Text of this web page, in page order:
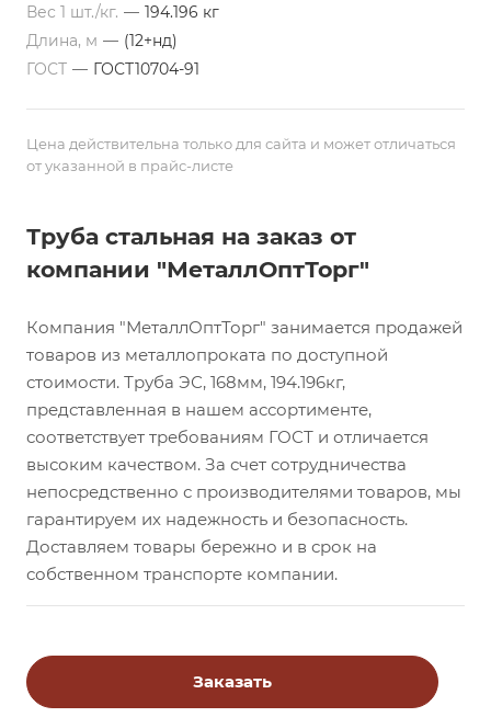
Вес 1 шт./кг. — 194.196 кг
Длина, м — (12+нд)
ГОСТ — ГОСТ10704-91
Цена действительна только для сайта и может отличаться
от указанной в прайс-листе
Труба стальная на заказ от
компании "МеталлОптТорг"
Компания "МеталлОптТорг" занимается продажей
товаров из металлопроката по доступной
стоимости. Труба ЭС, 168мм, 194.196кг,
представленная в нашем ассортименте,
соответствует требованиям ГОСТ и отличается
высоким качеством. За счет сотрудничества
непосредственно с производителями товаров, мы
гарантируем их надежность и безопасность.
Доставляем товары бережно и в срок на
собственном транспорте компании.
Заказать